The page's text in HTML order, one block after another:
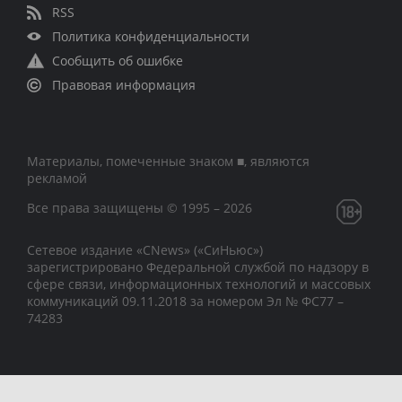
RSS
Политика конфиденциальности
Сообщить об ошибке
Правовая информация
Материалы, помеченные знаком ■, являются
рекламой
Все права защищены © 1995 – 2026
Сетевое издание «CNews» («СиНьюс»)
зарегистрировано Федеральной службой по надзору в
сфере связи, информационных технологий и массовых
коммуникаций 09.11.2018 за номером Эл № ФС77 –
74283